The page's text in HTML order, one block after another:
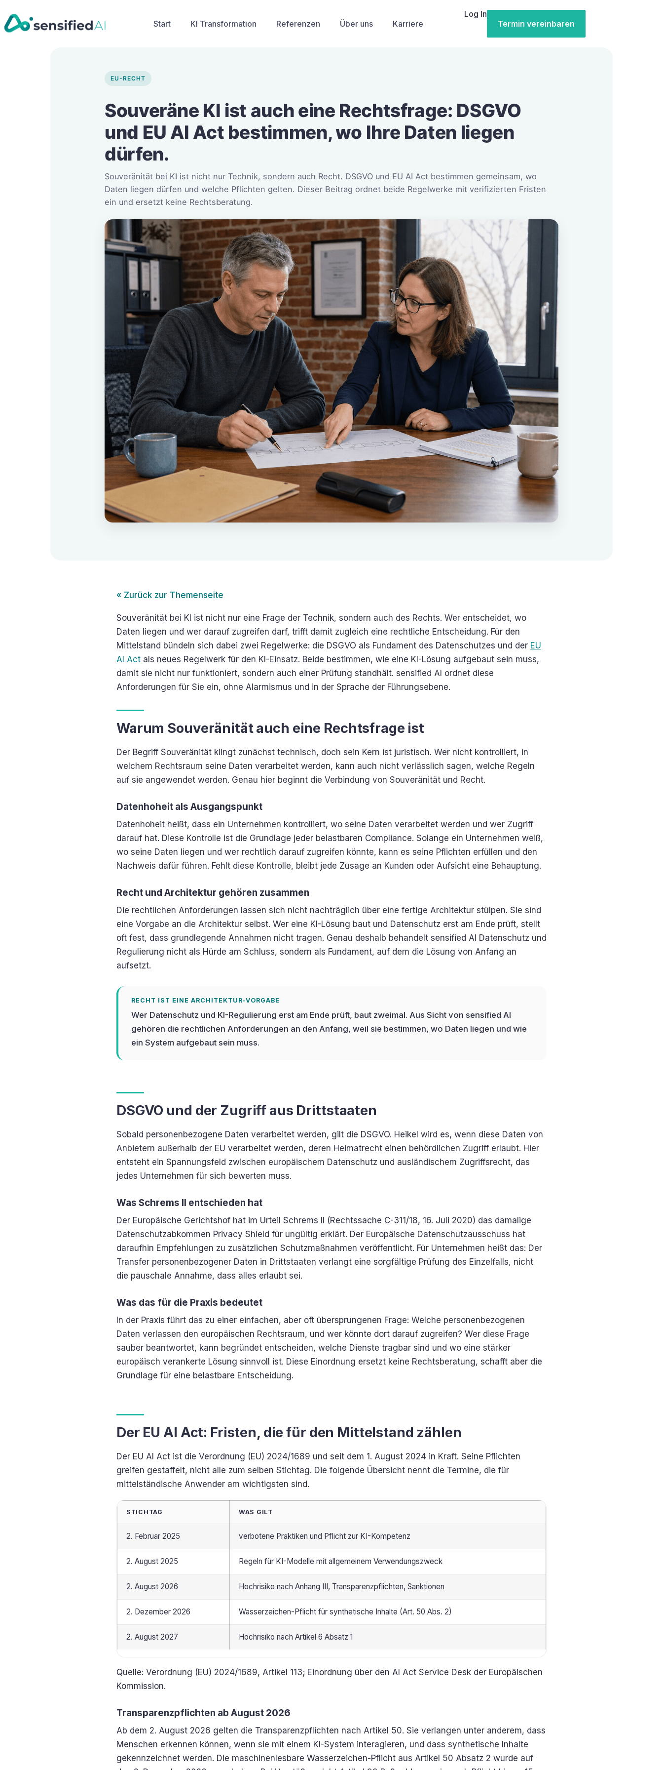
Start KI Transformation Referenzen Über uns Karriere
Log In
Termin vereinbaren
EU-RECHT
Souveräne KI ist auch eine Rechtsfrage: DSGVO
und EU AI Act bestimmen, wo Ihre Daten liegen
dürfen.
Souveränität bei KI ist nicht nur Technik, sondern auch Recht. DSGVO und EU AI Act bestimmen gemeinsam, wo
Daten liegen dürfen und welche Pflichten gelten. Dieser Beitrag ordnet beide Regelwerke mit verifizierten Fristen
ein und ersetzt keine Rechtsberatung.
« Zurück zur Themenseite
Souveränität bei KI ist nicht nur eine Frage der Technik, sondern auch des Rechts. Wer entscheidet, wo
Daten liegen und wer darauf zugreifen darf, trifft damit zugleich eine rechtliche Entscheidung. Für den
Mittelstand bündeln sich dabei zwei Regelwerke: die DSGVO als Fundament des Datenschutzes und der EU
AI Act als neues Regelwerk für den KI-Einsatz. Beide bestimmen, wie eine KI-Lösung aufgebaut sein muss,
damit sie nicht nur funktioniert, sondern auch einer Prüfung standhält. sensified AI ordnet diese
Anforderungen für Sie ein, ohne Alarmismus und in der Sprache der Führungsebene.
Warum Souveränität auch eine Rechtsfrage ist
Der Begriff Souveränität klingt zunächst technisch, doch sein Kern ist juristisch. Wer nicht kontrolliert, in
welchem Rechtsraum seine Daten verarbeitet werden, kann auch nicht verlässlich sagen, welche Regeln
auf sie angewendet werden. Genau hier beginnt die Verbindung von Souveränität und Recht.
Datenhoheit als Ausgangspunkt
Datenhoheit heißt, dass ein Unternehmen kontrolliert, wo seine Daten verarbeitet werden und wer Zugriff
darauf hat. Diese Kontrolle ist die Grundlage jeder belastbaren Compliance. Solange ein Unternehmen weiß,
wo seine Daten liegen und wer rechtlich darauf zugreifen könnte, kann es seine Pflichten erfüllen und den
Nachweis dafür führen. Fehlt diese Kontrolle, bleibt jede Zusage an Kunden oder Aufsicht eine Behauptung.
Recht und Architektur gehören zusammen
Die rechtlichen Anforderungen lassen sich nicht nachträglich über eine fertige Architektur stülpen. Sie sind
eine Vorgabe an die Architektur selbst. Wer eine KI-Lösung baut und Datenschutz erst am Ende prüft, stellt
oft fest, dass grundlegende Annahmen nicht tragen. Genau deshalb behandelt sensified AI Datenschutz und
Regulierung nicht als Hürde am Schluss, sondern als Fundament, auf dem die Lösung von Anfang an
aufsetzt.
RECHT IST EINE ARCHITEKTUR-VORGABE
Wer Datenschutz und KI-Regulierung erst am Ende prüft, baut zweimal. Aus Sicht von sensified AI
gehören die rechtlichen Anforderungen an den Anfang, weil sie bestimmen, wo Daten liegen und wie
ein System aufgebaut sein muss.
DSGVO und der Zugriff aus Drittstaaten
Sobald personenbezogene Daten verarbeitet werden, gilt die DSGVO. Heikel wird es, wenn diese Daten von
Anbietern außerhalb der EU verarbeitet werden, deren Heimatrecht einen behördlichen Zugriff erlaubt. Hier
entsteht ein Spannungsfeld zwischen europäischem Datenschutz und ausländischem Zugriffsrecht, das
jedes Unternehmen für sich bewerten muss.
Was Schrems II entschieden hat
Der Europäische Gerichtshof hat im Urteil Schrems II (Rechtssache C-311/18, 16. Juli 2020) das damalige
Datenschutzabkommen Privacy Shield für ungültig erklärt. Der Europäische Datenschutzausschuss hat
daraufhin Empfehlungen zu zusätzlichen Schutzmaßnahmen veröffentlicht. Für Unternehmen heißt das: Der
Transfer personenbezogener Daten in Drittstaaten verlangt eine sorgfältige Prüfung des Einzelfalls, nicht
die pauschale Annahme, dass alles erlaubt sei.
Was das für die Praxis bedeutet
In der Praxis führt das zu einer einfachen, aber oft übersprungenen Frage: Welche personenbezogenen
Daten verlassen den europäischen Rechtsraum, und wer könnte dort darauf zugreifen? Wer diese Frage
sauber beantwortet, kann begründet entscheiden, welche Dienste tragbar sind und wo eine stärker
europäisch verankerte Lösung sinnvoll ist. Diese Einordnung ersetzt keine Rechtsberatung, schafft aber die
Grundlage für eine belastbare Entscheidung.
Der EU AI Act: Fristen, die für den Mittelstand zählen
Der EU AI Act ist die Verordnung (EU) 2024/1689 und seit dem 1. August 2024 in Kraft. Seine Pflichten
greifen gestaffelt, nicht alle zum selben Stichtag. Die folgende Übersicht nennt die Termine, die für
mittelständische Anwender am wichtigsten sind.
STICHTAG WAS GILT
2. Februar 2025 verbotene Praktiken und Pflicht zur KI-Kompetenz
2. August 2025 Regeln für KI-Modelle mit allgemeinem Verwendungszweck
2. August 2026 Hochrisiko nach Anhang III, Transparenzpflichten, Sanktionen
2. Dezember 2026 Wasserzeichen-Pflicht für synthetische Inhalte (Art. 50 Abs. 2)
2. August 2027 Hochrisiko nach Artikel 6 Absatz 1
Quelle: Verordnung (EU) 2024/1689, Artikel 113; Einordnung über den AI Act Service Desk der Europäischen
Kommission.
Transparenzpflichten ab August 2026
Ab dem 2. August 2026 gelten die Transparenzpflichten nach Artikel 50. Sie verlangen unter anderem, dass
Menschen erkennen können, wenn sie mit einem KI-System interagieren, und dass synthetische Inhalte
gekennzeichnet werden. Die maschinenlesbare Wasserzeichen-Pflicht aus Artikel 50 Absatz 2 wurde auf